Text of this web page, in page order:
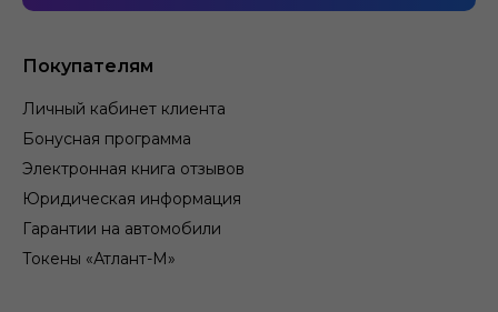
Покупателям
Личный кабинет клиента
Бонусная программа
Электронная книга отзывов
Юридическая информация
Гарантии на автомобили
Токены «Атлант-М»